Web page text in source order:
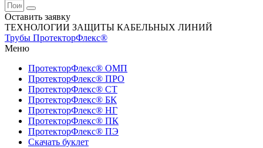
Оставить заявку
ТЕХНОЛОГИИ ЗАЩИТЫ КАБЕЛЬНЫХ ЛИНИЙ
Трубы ПротекторФлекс®
Меню
ПротекторФлекс® ОМП
ПротекторФлекс® ПРО
ПротекторФлекс® СТ
ПротекторФлекс® БК
ПротекторФлекс® НГ
ПротекторФлекс® ПК
ПротекторФлекс® ПЭ
Скачать буклет